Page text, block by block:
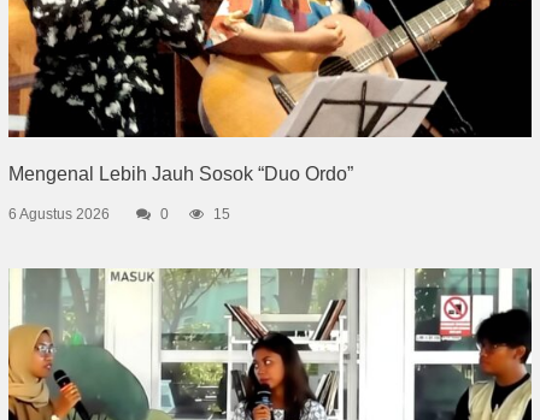
Mengenal Lebih Jauh Sosok “Duo Ordo”
6 Agustus 2026 0 15